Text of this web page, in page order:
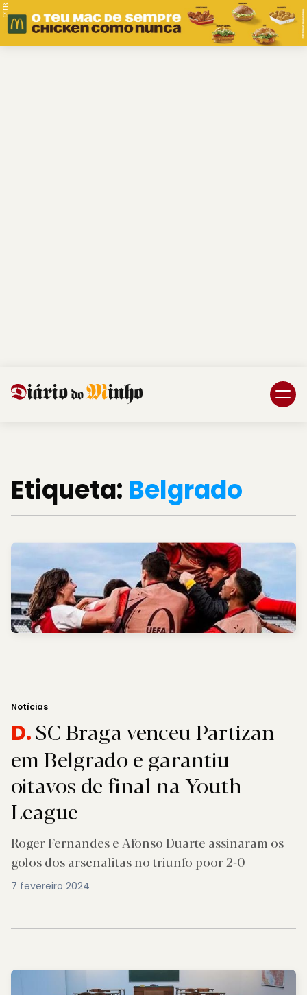
PUB.
Etiqueta: Belgrado
Notícias
D.SC Braga venceu Partizan
em Belgrado e garantiu
oitavos de final na Youth
League
Roger Fernandes e Afonso Duarte assinaram os
golos dos arsenalitas no triunfo poor 2-0
7 fevereiro 2024